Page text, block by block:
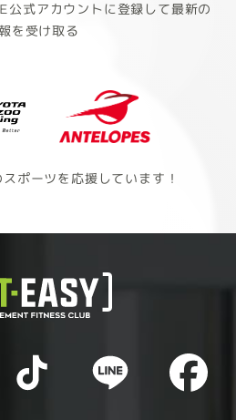
公式アカウントに登録して最新の
を受け取る
ポーツを応援しています！